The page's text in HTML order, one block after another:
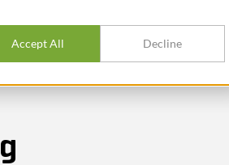
Accept All Decline